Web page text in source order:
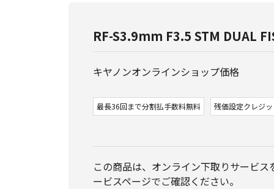
RF-S3.9mm F3.5 STM DUAL
キヤノンオンラインショップ価格
最長36回まで分割払手数料無料 残価設定クレジ
この商品は、オンライン下取りサービ
ービスページでご確認ください。